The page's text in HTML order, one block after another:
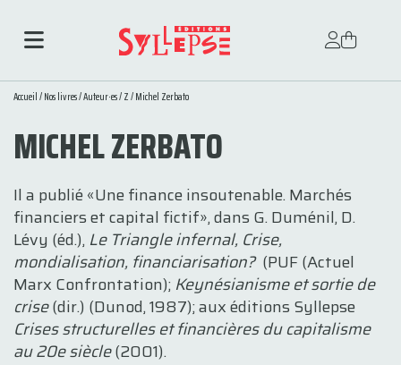
Accueil/Nos livres/Auteur·es/Z/ Michel Zerbato
MICHEL ZERBATO
Il a publié «Une finance insoutenable. Marchés
financiers et capital fictif», dans G. Duménil, D.
Lévy (éd.), Le Triangle infernal, Crise,
mondialisation, financiarisation?(PUF (Actuel
Marx Confrontation); Keynésianisme et sortie de
crise(dir.) (Dunod, 1987); aux éditions Syllepse
Crises structurelles et financières du capitalisme
au 20e siècle(2001).